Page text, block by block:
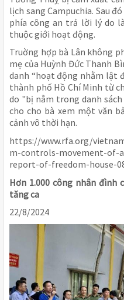
lịch sang Campuchia. Sau
phía công an trả lời lý do
thuộc giới hoạt động.
Truờng hợp bà Lân không
mẹ của Huỳnh Đức Thanh
danh “hoạt động nhằm lật
thành phố Hồ Chí Minh từ
do "bị nằm trong danh
cho cho bà xem một văn
cảnh vô thời hạn.
https://www.rfa.org/
m-controls-movement-of-
report-of-freedom-house-
Hơn 1.000 công nhân
tăng ca
22/8/2024